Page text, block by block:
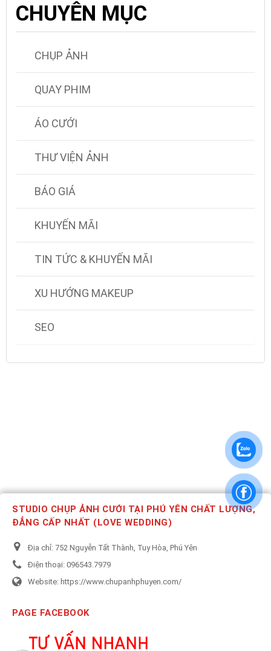
CHUYÊN MỤC
CHỤP ẢNH
QUAY PHIM
ÁO CƯỚI
THƯ VIỆN ẢNH
BÁO GIÁ
KHUYẾN MÃI
TIN TỨC & KHUYẾN MÃI
XU HƯỚNG MAKEUP
SEO
STUDIO CHỤP ẢNH CƯỚI TẠI PHÚ YÊN CHẤT LƯỢNG,
ĐẲNG CẤP NHẤT (LOVE WEDDING)
Địa chỉ: 752 Nguyễn Tất Thành, Tuy Hòa, Phú Yên
Điện thoại: 096543.7979
Website: https://www.chupanhphuyen.com/
PAGE FACEBOOK